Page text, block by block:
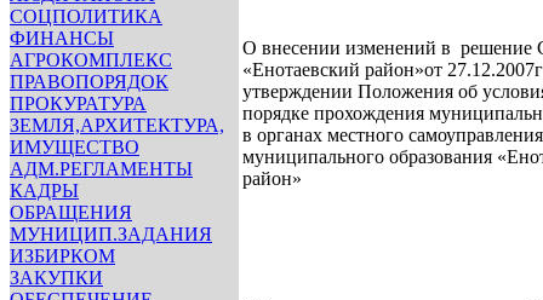
СОЦПОЛИТИКА
ФИНАНСЫ
АГРОКОМПЛЕКС
ПРАВОПОРЯДОК
ПРОКУРАТУРА
ЗЕМЛЯ,АРХИТЕКТУРА,
ИМУЩЕСТВО
АДМ.РЕГЛАМЕНТЫ
КАДРЫ
ОБРАЩЕНИЯ
МУНИЦИП.ЗАДАНИЯ
ИЗБИРКОМ
ЗАКУПКИ
О внесении изменений в решение
«Енотаевский район»от
утверждении Положения об
порядке прохождения
в органах местного самоуправления
муниципального образования
район»